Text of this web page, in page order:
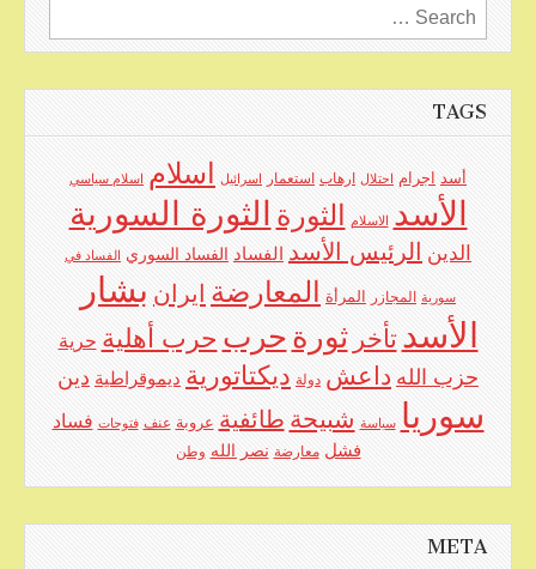
Search
for:
TAGS
أسد اجرام احتلال ارهاب استعمار اسرائيل اسلام اسلام سياسي
الأسد الاسلام الثورة الثورة السورية
الدين الرئيس الأسد الفساد الفساد السوري الفساد في
سورية المجازر المرأة المعارضة ايران بشار
الأسد تأخر ثورة حرب حرب أهلية حرية
حزب الله داعش دولة ديكتاتورية ديموقراطية دين
سوريا سياسة شبيحة طائفية عروبة عنف فتوحات فساد
فشل معارضة نصر الله وطن
META